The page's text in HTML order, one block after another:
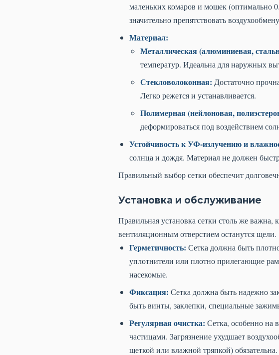
маленьких комаров и мошек (оптимально
значительно препятствовать
Материал:
Металлическая (алюминиевая,
температур. Идеальна для наружных
Стекловолоконная: Достаточно
Легко режется и устанавливается.
Полимерная (нейлоновая,
деформироваться под воздействием
Устойчивость к УФ-излучению и
солнца и дождя. Материал не должен
Правильный выбор сетки обеспечит
Установка и обслуживание
Правильная установка сетки столь же важна,
вентиляционным отверстием останутся щели.
Герметичность: Сетка должна быть
уплотнители или плотно прилегающие
насекомые.
Фиксация: Сетка должна быть надежно
быть винты, заклепки, специальные
Регулярная очистка: Сетка, особенно на
частицами. Загрязнение ухудшает
щеткой или влажной тряпкой) обязательна.